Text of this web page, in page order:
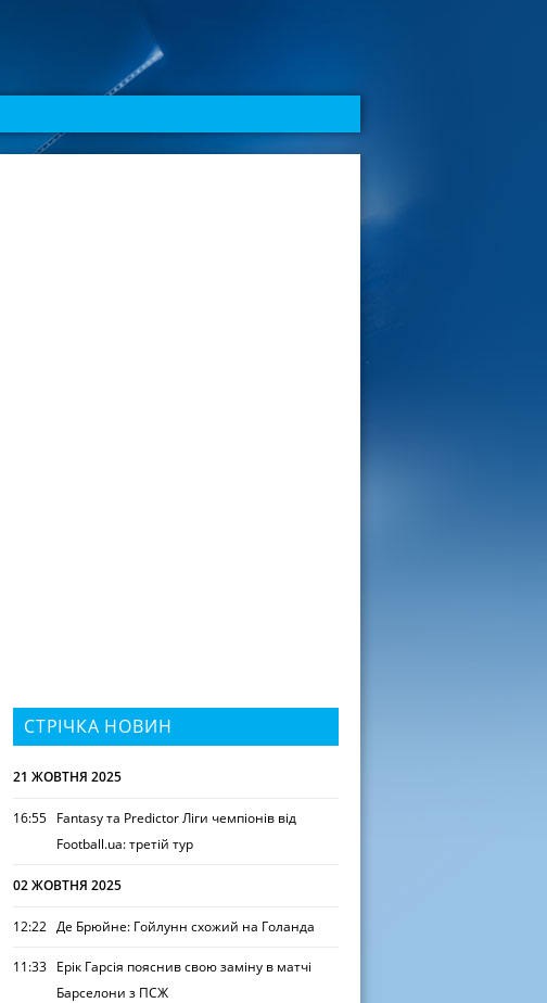
СТРІЧКА НОВИН
21 ЖОВТНЯ 2025
16:55 Fantasy та Predictor Ліги чемпіонів від
Football.ua: третій тур
02 ЖОВТНЯ 2025
12:22 Де Брюйне: Гойлунн схожий на Голанда
11:33 Ерік Гарсія пояснив свою заміну в матчі
Барселони з ПСЖ